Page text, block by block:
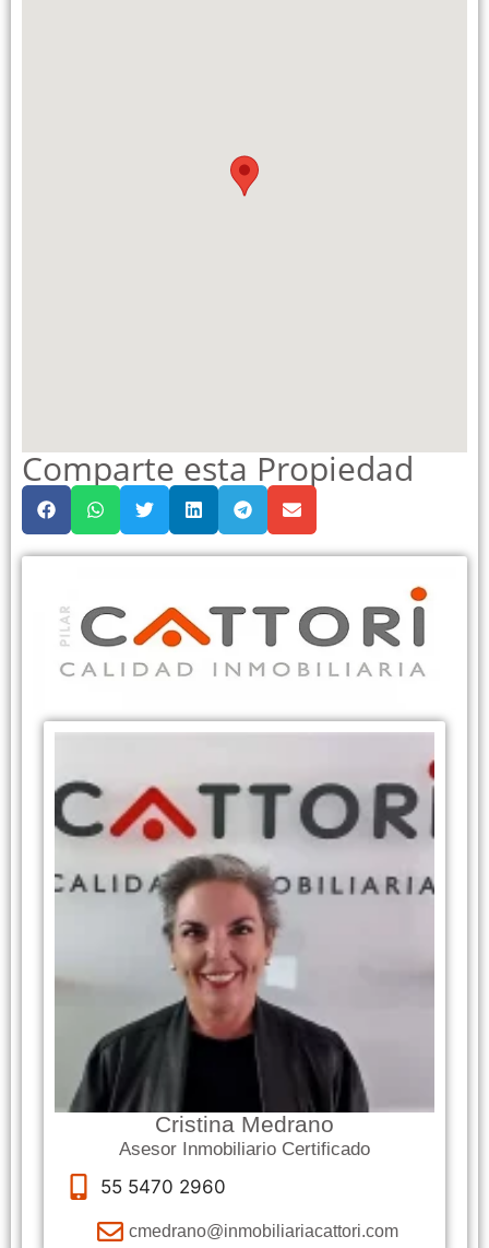
Comparte esta Propiedad
Cristina Medrano
Asesor Inmobiliario Certificado
55 5470 2960
cmedrano@inmobiliariacattori.com